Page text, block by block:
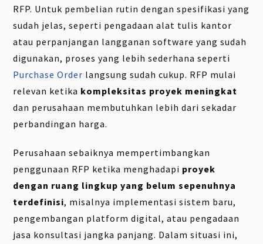
RFP. Untuk pembelian rutin dengan spesifikasi yang
sudah jelas, seperti pengadaan alat tulis kantor
atau perpanjangan langganan software yang sudah
digunakan, proses yang lebih sederhana seperti
Purchase Order langsung sudah cukup. RFP mulai
relevan ketika kompleksitas proyek meningkat
dan perusahaan membutuhkan lebih dari sekadar
perbandingan harga.
Perusahaan sebaiknya mempertimbangkan
penggunaan RFP ketika menghadapi proyek
dengan ruang lingkup yang belum sepenuhnya
terdefinisi, misalnya implementasi sistem baru,
pengembangan platform digital, atau pengadaan
jasa konsultasi jangka panjang. Dalam situasi ini,